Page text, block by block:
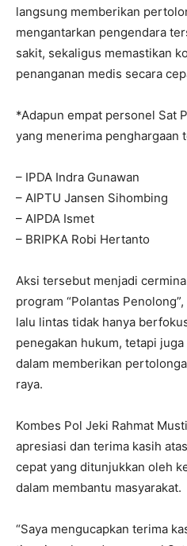
langsung memberikan
mengantarkan pengendara
sakit, sekaligus memastikan
penanganan medis secara
*Adapun empat personel Sat
yang menerima penghargaan
– IPDA Indra Gunawan
– AIPTU Jansen Sihombing
– AIPDA Ismet
– BRIPKA Robi Hertanto
Aksi tersebut menjadi
program “Polantas
lalu lintas tidak hanya
penegakan hukum, tetapi
dalam memberikan
raya.
Kombes Pol Jeki Rahmat
apresiasi dan terima kasih
cepat yang ditunjukkan oleh
dalam membantu masyarakat.
“Saya mengucapkan terima